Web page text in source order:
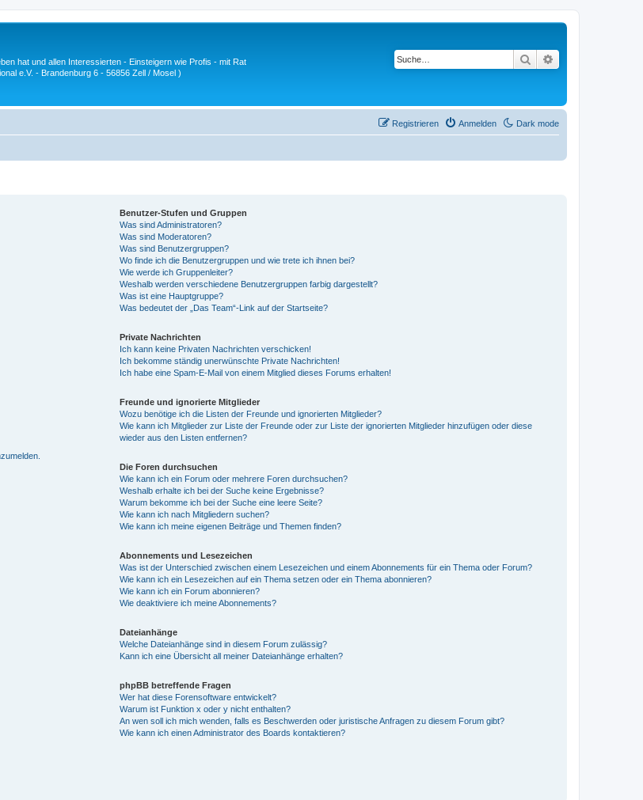
hat und allen Interessierten - Einsteigern wie Profis - mit Rat
e.V. - Brandenburg 6 - 56856 Zell / Mosel )
Suche
Dark mode
Anmelden
Registrieren
Benutzer-Stufen und Gruppen
Was sind Administratoren?
Was sind Moderatoren?
Was sind Benutzergruppen?
Wo finde ich die Benutzergruppen und wie trete ich ihnen bei?
Wie werde ich Gruppenleiter?
Weshalb werden verschiedene Benutzergruppen farbig dargestellt?
Was ist eine Hauptgruppe?
Was bedeutet der „Das Team“-Link auf der Startseite?
Private Nachrichten
Ich kann keine Privaten Nachrichten verschicken!
Ich bekomme ständig unerwünschte Private Nachrichten!
Ich habe eine Spam-E-Mail von einem Mitglied dieses Forums erhalten!
Freunde und ignorierte Mitglieder
Wozu benötige ich die Listen der Freunde und ignorierten Mitglieder?
Wie kann ich Mitglieder zur Liste der Freunde oder zur Liste der ignorierten Mitglieder hinzufügen oder diese
wieder aus den Listen entfernen?
Die Foren durchsuchen
Wie kann ich ein Forum oder mehrere Foren durchsuchen?
Weshalb erhalte ich bei der Suche keine Ergebnisse?
Warum bekomme ich bei der Suche eine leere Seite?
Wie kann ich nach Mitgliedern suchen?
Wie kann ich meine eigenen Beiträge und Themen finden?
Abonnements und Lesezeichen
Was ist der Unterschied zwischen einem Lesezeichen und einem Abonnements für ein Thema oder Forum?
Wie kann ich ein Lesezeichen auf ein Thema setzen oder ein Thema abonnieren?
Wie kann ich ein Forum abonnieren?
Wie deaktiviere ich meine Abonnements?
Dateianhänge
Welche Dateianhänge sind in diesem Forum zulässig?
Kann ich eine Übersicht all meiner Dateianhänge erhalten?
phpBB betreffende Fragen
Wer hat diese Forensoftware entwickelt?
Warum ist Funktion x oder y nicht enthalten?
An wen soll ich mich wenden, falls es Beschwerden oder juristische Anfragen zu diesem Forum gibt?
Wie kann ich einen Administrator des Boards kontaktieren?